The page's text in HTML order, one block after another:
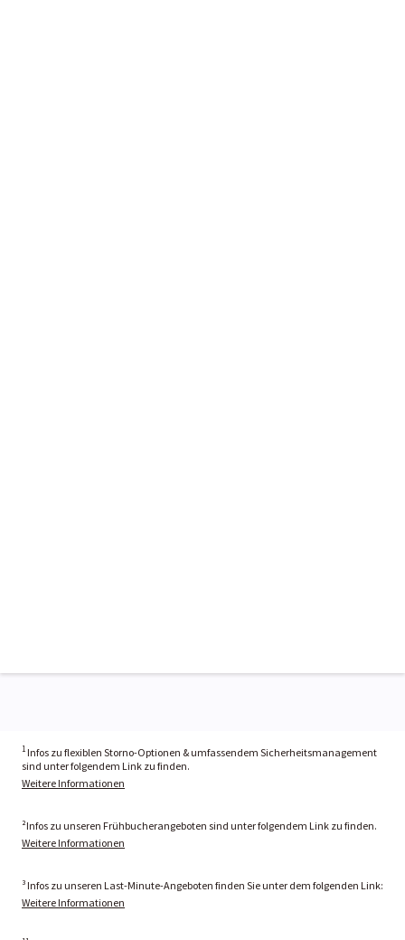
1 Infos zu flexiblen Storno-Optionen & umfassendem Sicherheitsmanagement
sind unter folgendem Link zu finden.
Weitere Informationen
²Infos zu unseren Frühbucherangeboten sind unter folgendem Link zu finden.
Weitere Informationen
³ Infos zu unseren Last-Minute-Angeboten finden Sie unter dem folgenden Link:
Weitere Informationen